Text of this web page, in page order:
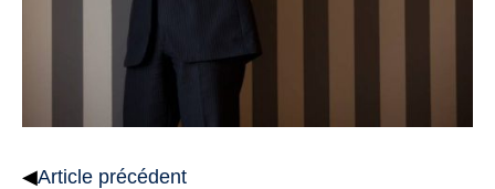
◀Article précédent